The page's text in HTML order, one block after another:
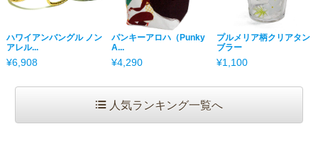
ハワイアンバングル ノン
アレル...
¥6,908
パンキーアロハ（Punky
A...
¥4,290
プルメリア柄クリアタン
ブラー
¥1,100
人気ランキング一覧へ